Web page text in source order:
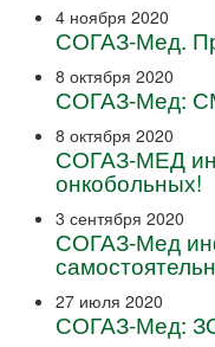
4 ноября 2020
СОГАЗ-Мед.
8 октября 2020
СОГАЗ-Мед:
8 октября 2020
СОГАЗ-МЕД
онкобольных!
3 сентября 2020
СОГАЗ-Мед
27 июля 2020
СОГАЗ-Мед: